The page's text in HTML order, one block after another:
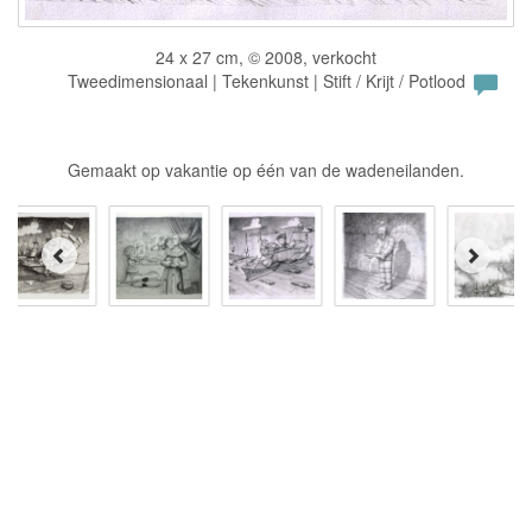
24 x 27 cm, © 2008, verkocht
Tweedimensionaal | Tekenkunst | Stift / Krijt / Potlood
Gemaakt op vakantie op één van de wadeneilanden.